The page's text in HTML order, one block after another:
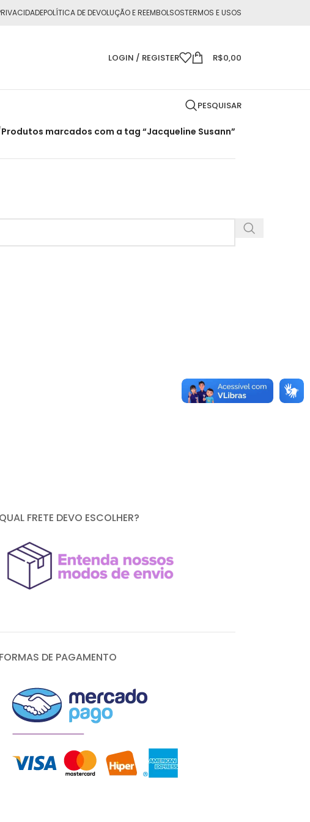
POLÍTICA DE DEVOLUÇÃO E REEMBOLSOSTERMOS E USOS
LOGIN / REGISTER R$0,00
PESQUISAR
Produtos marcados com a tag “Jacqueline Susann”
QUAL FRETE DEVO ESCOLHER?
FORMAS DE PAGAMENTO